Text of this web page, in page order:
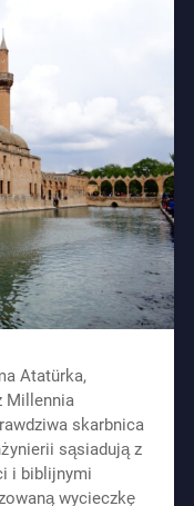
Atatürka,
Millennia
skarbnica
sąsiadują z
i biblijnymi
wycieczkę